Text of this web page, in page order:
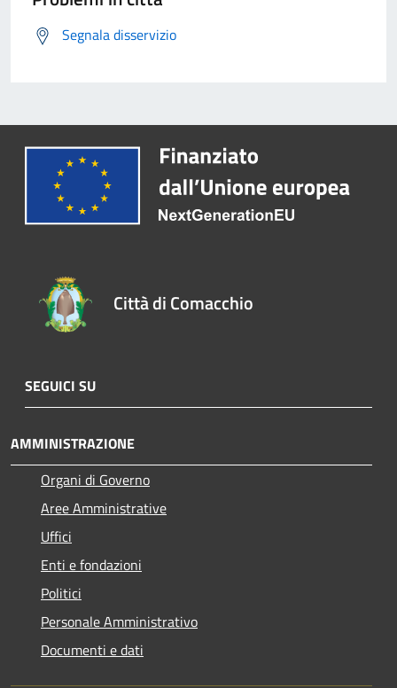
Segnala disservizio
Città di Comacchio
SEGUICI SU
AMMINISTRAZIONE
Organi di Governo
Aree Amministrative
Uffici
Enti e fondazioni
Politici
Personale Amministrativo
Documenti e dati